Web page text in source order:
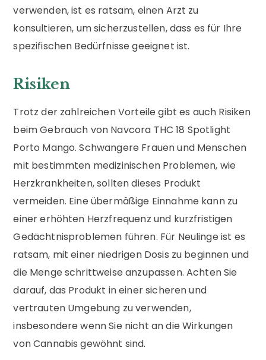
verwenden, ist es ratsam, einen Arzt zu
konsultieren, um sicherzustellen, dass es für Ihre
spezifischen Bedürfnisse geeignet ist.
Risiken
Trotz der zahlreichen Vorteile gibt es auch Risiken
beim Gebrauch von Navcora THC 18 Spotlight
Porto Mango. Schwangere Frauen und Menschen
mit bestimmten medizinischen Problemen, wie
Herzkrankheiten, sollten dieses Produkt
vermeiden. Eine übermäßige Einnahme kann zu
einer erhöhten Herzfrequenz und kurzfristigen
Gedächtnisproblemen führen. Für Neulinge ist es
ratsam, mit einer niedrigen Dosis zu beginnen und
die Menge schrittweise anzupassen. Achten Sie
darauf, das Produkt in einer sicheren und
vertrauten Umgebung zu verwenden,
insbesondere wenn Sie nicht an die Wirkungen
von Cannabis gewöhnt sind.